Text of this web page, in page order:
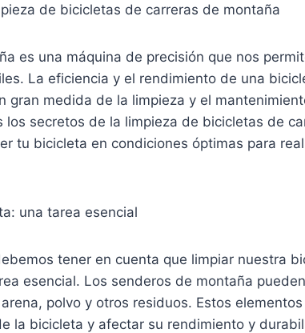
de bicicletas de carreras de montaña
es una máquina de precisión que nos
La eficiencia y el rendimiento de una
gran medida de la limpieza y el
los secretos de la limpieza de bicicletas de
tu bicicleta en condiciones óptimas para
una tarea esencial
tener en cuenta que limpiar nuestra
esencial. Los senderos de montaña
polvo y otros residuos. Estos
la bicicleta y afectar su rendimiento y